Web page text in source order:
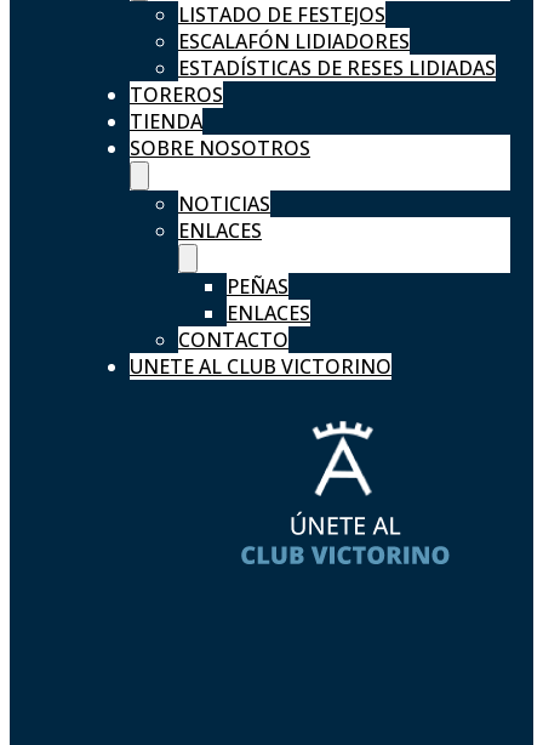
LISTADO DE FESTEJOS
ESCALAFÓN LIDIADORES
ESTADÍSTICAS DE RESES LIDIADAS
TOREROS
TIENDA
SOBRE NOSOTROS
NOTICIAS
ENLACES
PEÑAS
ENLACES
CONTACTO
UNETE AL CLUB VICTORINO